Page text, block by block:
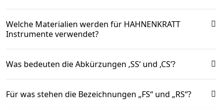
Welche Materialien werden für HAHNENKRATT
Instrumente verwendet?
Was bedeuten die Abkürzungen ‚SS‘ und ‚CS‘?
Für was stehen die Bezeichnungen „FS“ und „RS“?